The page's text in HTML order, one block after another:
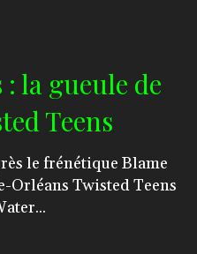
la gueule de
Teens
Orléans Twisted Teens